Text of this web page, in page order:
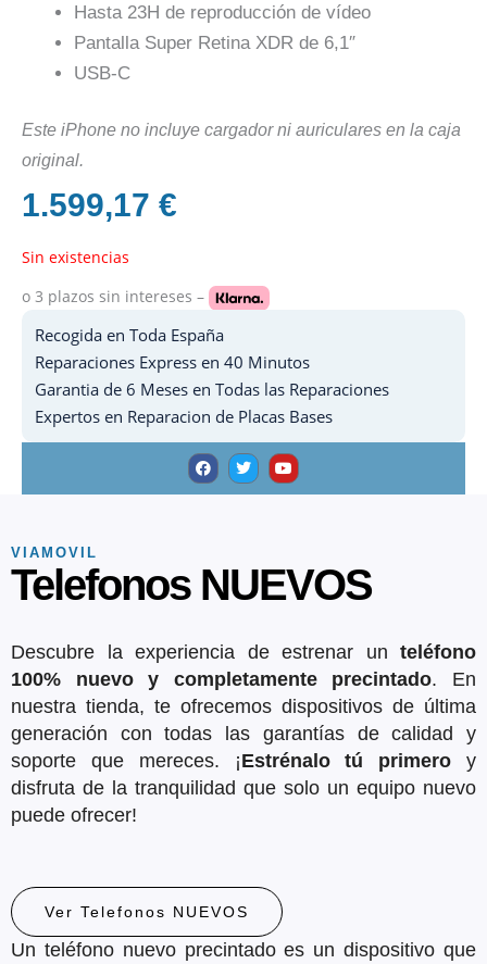
Hasta 23H de reproducción de vídeo
Pantalla Super Retina XDR de 6,1″
USB-C
Este iPhone no incluye cargador ni auriculares en la caja
original.
1.599,17 €
Sin existencias
o 3 plazos sin intereses –
Recogida en Toda España
Reparaciones Express en 40 Minutos
Garantia de 6 Meses en Todas las Reparaciones
Expertos en Reparacion de Placas Bases
F
a
c
e
T
w
i
t
Y
o
u
t
VIAMOVIL
Telefonos NUEVOS
Descubre la experiencia de estrenar un teléfono
100% nuevo y completamente precintado. En
nuestra tienda, te ofrecemos dispositivos de última
generación con todas las garantías de calidad y
soporte que mereces. ¡Estrénalo tú primero y
disfruta de la tranquilidad que solo un equipo nuevo
puede ofrecer!
Ver Telefonos NUEVOS
Un teléfono nuevo precintado es un dispositivo que